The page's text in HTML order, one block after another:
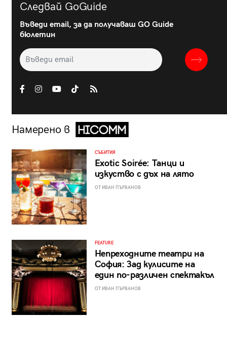
Следвай GoGuide
Въведи email, за да получаваш GO Guide
бюлетин
Намерено в
СЪБИТИЯ
Exotic Soirée: Танци и
изкуство с дъх на лято
ОТ ИВАН ПЪРВАНОВ
FEATURE
Непреходните театри на
София: Зад кулисите на
един по-различен спектакъл
ОТ ИВАН ПЪРВАНОВ